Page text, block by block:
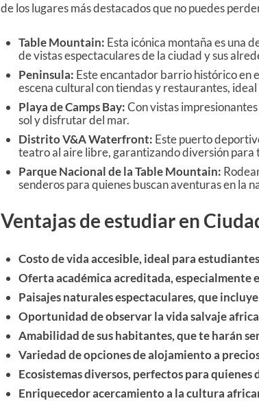
de los lugares más destacados que no puedes
Table Mountain: Esta icónica montaña es una
de vistas espectaculares de la ciudad y sus
Peninsula: Este encantador barrio histórico en
escena cultural con tiendas y restaurantes,
Playa de Camps Bay:Con vistas
sol y disfrutar del mar.
Distrito V&A Waterfront: Este puerto
teatro al aire libre, garantizando diversión para
Parque Nacional de la Table Mountain:
senderos para quienes buscan aventuras en la
Ventajas de estudiar en
Costo de vida accesible, ideal para
Oferta académica acreditada, especialmente
Paisajes naturales espectaculares, que
Oportunidad de observar la vida salvaje
Amabilidad de sus habitantes, que te harán
Variedad de opciones de alojamiento a
Ecosistemas diversos, perfectos para
Enriquecedor acercamiento a la cultura